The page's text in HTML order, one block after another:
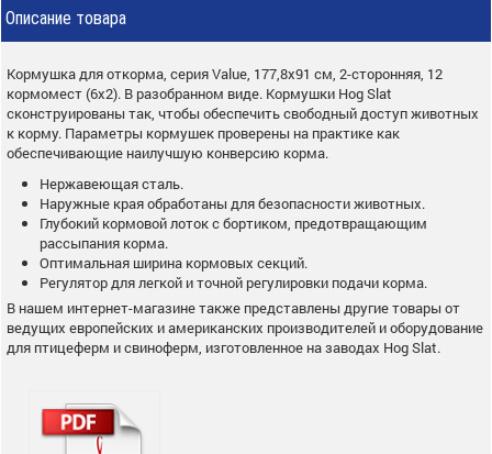
Описание товара
Кормушка для откорма, серия Value, 177,8х91 см, 2-сторонняя, 12
кормомест (6х2). В разобранном виде. Кормушки Hog Slat
сконструированы так, чтобы обеспечить свободный доступ животных
к корму. Параметры кормушек проверены на практике как
обеспечивающие наилучшую конверсию корма.
Нержавеющая сталь.
Наружные края обработаны для безопасности животных.
Глубокий кормовой лоток с бортиком, предотвращающим
рассыпания корма.
Оптимальная ширина кормовых секций.
Регулятор для легкой и точной регулировки подачи корма.
В нашем интернет-магазине также представлены другие товары от
ведущих европейских и американских производителей и оборудование
для птицеферм и свиноферм, изготовленное на заводах Hog Slat.